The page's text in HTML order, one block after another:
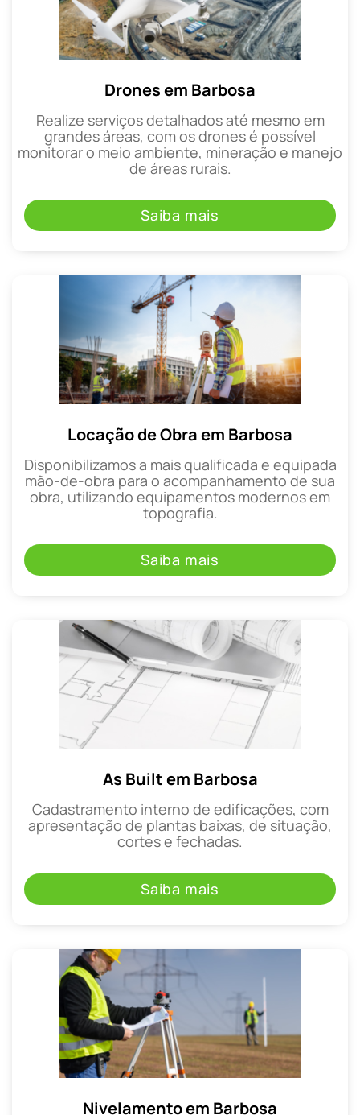
Drones em Barbosa
Realize serviços detalhados até mesmo em
grandes áreas, com os drones é possível
monitorar o meio ambiente, mineração e manejo
de áreas rurais.
Saiba mais
Locação de Obra em Barbosa
Disponibilizamos a mais qualificada e equipada
mão-de-obra para o acompanhamento de sua
obra, utilizando equipamentos modernos em
topografia.
Saiba mais
As Built em Barbosa
Cadastramento interno de edificações, com
apresentação de plantas baixas, de situação,
cortes e fechadas.
Saiba mais
Nivelamento em Barbosa